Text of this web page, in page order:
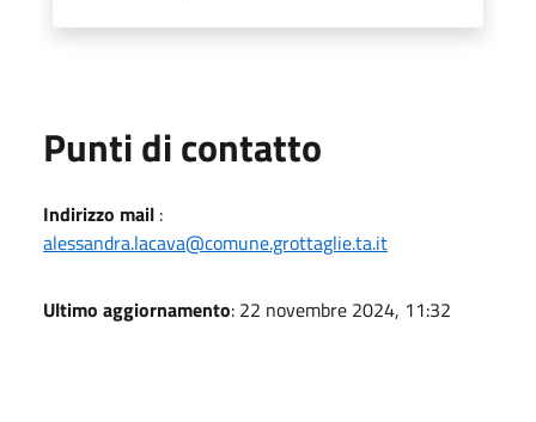
Punti di contatto
Indirizzo mail :
alessandra.lacava@comune.grottaglie.ta.it
Ultimo aggiornamento: 22 novembre 2024, 11:32